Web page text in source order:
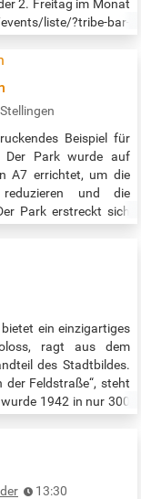
2. Freitag im Monat
liste/?tribe-bar-
Stellingen
Beispiel für
Der Park wurde auf
A7 errichtet, um die
und die
Park erstreckt sich
Der Park bietet eine
ein einzigartiges
ragt aus dem
des Stadtbildes.
der Feldstraße“, steht
1942 in nur 300
Umbaumaßnahmen
13:30